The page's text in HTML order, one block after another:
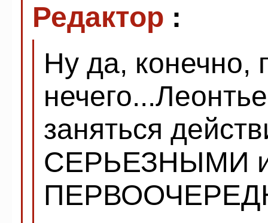
Редактор :
Ну да, конечно,
заняться
СЕРЬЕЗНЫМИ